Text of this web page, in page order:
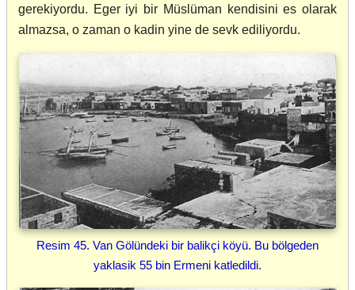
gerekiyordu. Eger iyi bir Müslüman kendisini es olarak
almazsa, o zaman o kadin yine de sevk ediliyordu.
Resim 45. Van Gölündeki bir balikçi köyü. Bu bölgeden
yaklasik 55 bin Ermeni katledildi.